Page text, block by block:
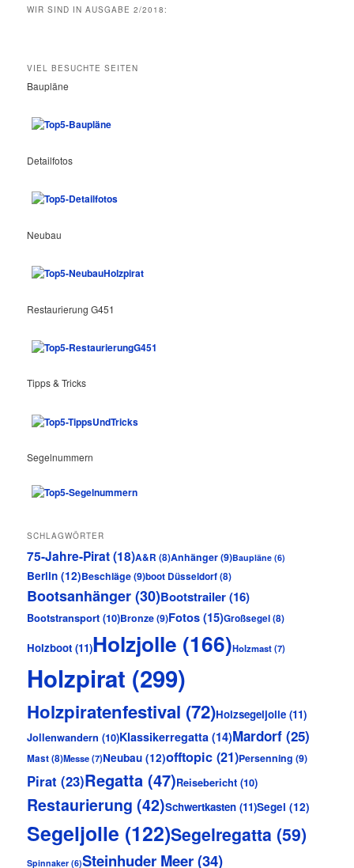
WIR SIND IN AUSGABE 2/2018:
VIEL BESUCHTE SEITEN
Baupläne
Detailfotos
Neubau
Restaurierung G451
Tipps & Tricks
Segelnummern
SCHLAGWÖRTER
75-Jahre-Pirat(18)A&R (8)Anhänger(9)Baupläne (6)
Berlin (12)Beschläge(9)boot Düsseldorf(8)
Bootsanhänger(30)Bootstrailer(16)
Bootstransport (10)Bronze(9)Fotos(15)Großsegel(8)
Holzboot (11)Holzjolle (166)Holzmast(7)
Holzpirat (299)
Holzpiratenfestival (72)Holzsegeljolle (11)
Jollenwandern (10)Klassikerregatta (14)Mardorf (25)
Mast(8)Messe(7)Neubau (12)offtopic (21)Persenning (9)
Pirat (23)Regatta (47)Reisebericht (10)
Restaurierung (42)Schwertkasten (11)Segel (12)
Segeljolle (122)Segelregatta (59)
Spinnaker (6)Steinhuder Meer(34)